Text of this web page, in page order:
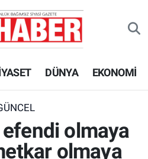
DÜNYA EKONOMİ
efendi olmaya
olmaya
Haritası
ve Fikstür